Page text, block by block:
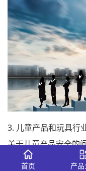
3. 儿童产品和玩具行
关于儿童产品安全的
强烈的社会反响。
首页 产